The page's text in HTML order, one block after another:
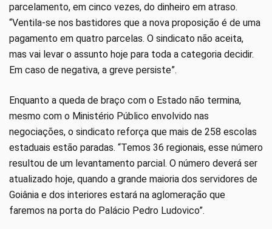
parcelamento, em cinco vezes, do dinheiro em atraso.
“Ventila-se nos bastidores que a nova proposição é de uma
pagamento em quatro parcelas. O sindicato não aceita,
mas vai levar o assunto hoje para toda a categoria decidir.
Em caso de negativa, a greve persiste”.
Enquanto a queda de braço com o Estado não termina,
mesmo com o Ministério Público envolvido nas
negociações, o sindicato reforça que mais de 258 escolas
estaduais estão paradas. “Temos 36 regionais, esse número
resultou de um levantamento parcial. O número deverá ser
atualizado hoje, quando a grande maioria dos servidores de
Goiânia e dos interiores estará na aglomeração que
faremos na porta do Palácio Pedro Ludovico”.